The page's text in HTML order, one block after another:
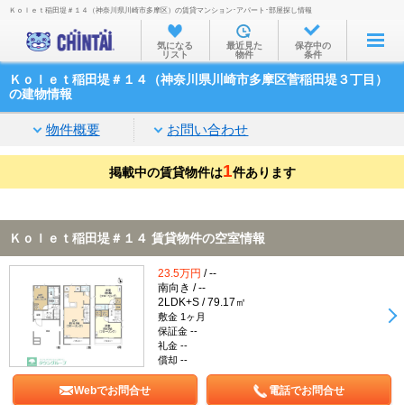
お部屋を探す
沿線・駅から
家賃相場から
通勤通学時間から
物件特集から
不動産会社から
TOP
Ｋｏｌｅｔ稲田堤＃１４（神奈川県川崎市多摩区）の賃貸マンション･アパート･部屋探し情報
気になる
リスト
最近見た
物件
保存中の
条件
Ｋｏｌｅｔ稲田堤＃１４（神奈川県川崎市多摩区菅稲田堤３丁目）
の建物情報
物件概要 お問い合わせ
掲載中の賃貸物件は1件あります
Ｋｏｌｅｔ稲田堤＃１４ 賃貸物件の空室情報
23.5万円 / --
南向き / --
2LDK+S / 79.17㎡
敷金 1ヶ月
保証金 --
礼金 --
償却 --
Webでお問合せ 電話でお問合せ